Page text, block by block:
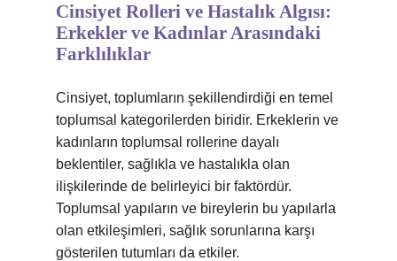
Cinsiyet Rolleri ve Hastalık Algısı:
Erkekler ve Kadınlar Arasındaki
Farklılıklar
Cinsiyet, toplumların şekillendirdiği en temel
toplumsal kategorilerden biridir. Erkeklerin ve
kadınların toplumsal rollerine dayalı
beklentiler, sağlıkla ve hastalıkla olan
ilişkilerinde de belirleyici bir faktördür.
Toplumsal yapıların ve bireylerin bu yapılarla
olan etkileşimleri, sağlık sorunlarına karşı
gösterilen tutumları da etkiler.